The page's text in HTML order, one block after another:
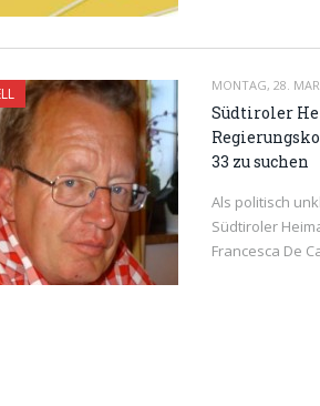
MONTAG, 28.
Südtiroler
33 zu suchen
Als politisch
Südtiroler
Francesca De